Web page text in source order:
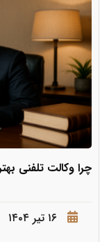
چرا وکالت تلفنی
۱۶ تیر ۱۴۰۴